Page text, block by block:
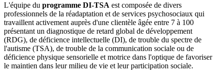
L'équipe du programme DI-TSA est composée de divers
professionnels de la réadaptation et de services psychosociaux qui
travaillent activement auprès d'une clientèle âgée entre 7 à 100
présentant un diagnostique de retard global de développement
(RDG), de déficience intellectuelle (DI), de trouble du spectre de
l'autisme (TSA), de trouble de la communication sociale ou de
déficience physique sensorielle et motrice dans l'optique de favoriser
le maintien dans leur milieu de vie et leur participation sociale.